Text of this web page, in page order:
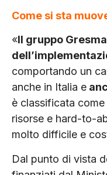
Come si sta
«Il gruppo
comportando un
anche in Italia e
è classificata
risorse e hard-to-
molto difficile e
Dal punto di vista